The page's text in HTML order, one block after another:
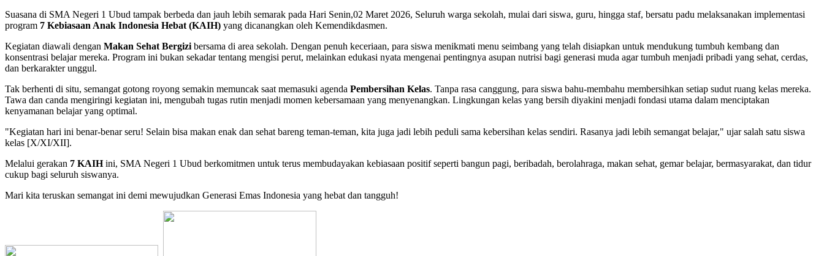
Suasana di SMA Negeri 1 Ubud tampak berbeda dan jauh lebih semarak pada Hari Senin,02 Maret 2026, Seluruh warga sekolah, mulai dari siswa, guru, hingga staf, bersatu padu melaksanakan implementasi
program 7 Kebiasaan Anak Indonesia Hebat (KAIH) yang dicanangkan oleh Kemendikdasmen.
Kegiatan diawali dengan Makan Sehat Bergizi bersama di area sekolah. Dengan penuh keceriaan, para siswa menikmati menu seimbang yang telah disiapkan untuk mendukung tumbuh kembang dan
konsentrasi belajar mereka. Program ini bukan sekadar tentang mengisi perut, melainkan edukasi nyata mengenai pentingnya asupan nutrisi bagi generasi muda agar tumbuh menjadi pribadi yang sehat, cerdas,
dan berkarakter unggul.
Tak berhenti di situ, semangat gotong royong semakin memuncak saat memasuki agenda Pembersihan Kelas. Tanpa rasa canggung, para siswa bahu-membahu membersihkan setiap sudut ruang kelas mereka.
Tawa dan canda mengiringi kegiatan ini, mengubah tugas rutin menjadi momen kebersamaan yang menyenangkan. Lingkungan kelas yang bersih diyakini menjadi fondasi utama dalam menciptakan
kenyamanan belajar yang optimal.
"Kegiatan hari ini benar-benar seru! Selain bisa makan enak dan sehat bareng teman-teman, kita juga jadi lebih peduli sama kebersihan kelas sendiri. Rasanya jadi lebih semangat belajar," ujar salah satu siswa
kelas [X/XI/XII].
Melalui gerakan 7 KAIHini, SMA Negeri 1 Ubud berkomitmen untuk terus membudayakan kebiasaan positif seperti bangun pagi, beribadah, berolahraga, makan sehat, gemar belajar, bermasyarakat, dan tidur
cukup bagi seluruh siswanya.
Mari kita teruskan semangat ini demi mewujudkan Generasi Emas Indonesia yang hebat dan tangguh!